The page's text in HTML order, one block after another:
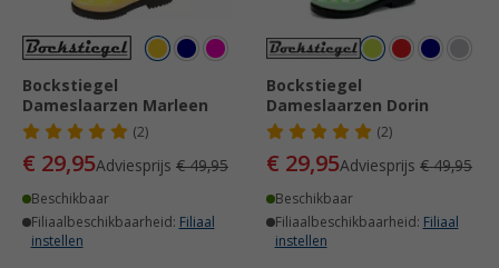
Bockstiegel
Dameslaarzen Marleen
(2)
€ 29,95Adviesprijs € 49,95
Beschikbaar
Filiaalbeschikbaarheid: Filiaal
instellen
Bockstiegel
Dameslaarzen Dorin
(2)
€ 29,95Adviesprijs € 49,95
Beschikbaar
Filiaalbeschikbaarheid: Filiaal
instellen